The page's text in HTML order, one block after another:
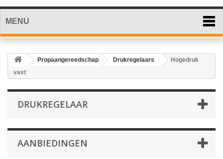
MENU
Propaangereedschap Drukregelaars
Hogedruk
vast
DRUKREGELAAR
AANBIEDINGEN